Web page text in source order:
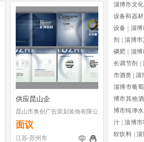
供应昆山企
昆山市奥创广告策划装饰有限公
司
面议
江苏-苏州市
淄博市文
设备和器材
设备
淄博
剂
淄博市
磷肥
淄博
长调节剂
市酒类
淄
淄博市葡
博市其他
博市纯净
汁
淄博市
软饮料
淄